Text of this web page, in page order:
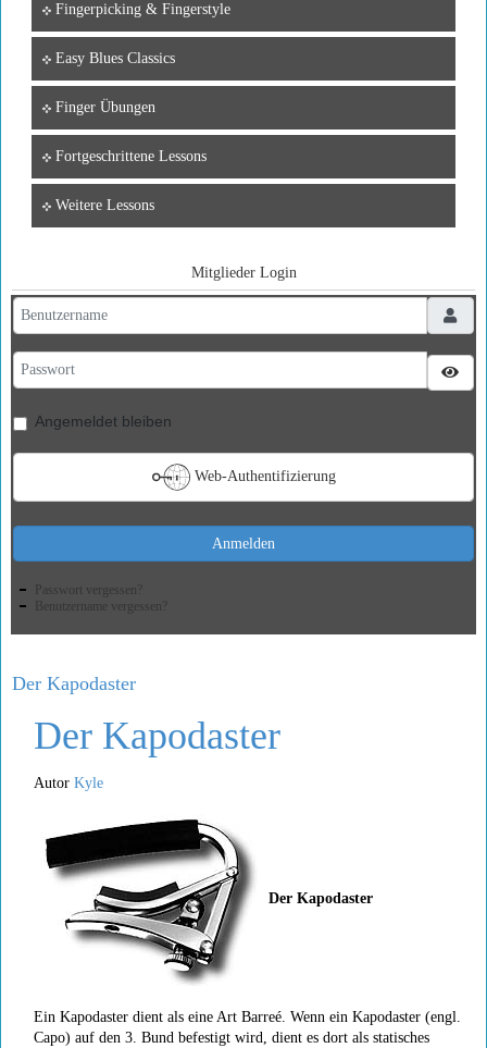
Fingerpicking & Fingerstyle
Easy Blues Classics
Finger Übungen
Fortgeschrittene Lessons
Weitere Lessons
Mitglieder Login
Benutzername
Passwort
Angemeldet bleiben
Web-Authentifizierung
Anmelden
Passwort vergessen?
Benutzername vergessen?
Der Kapodaster
Der Kapodaster
Autor Kyle
Der Kapodaster
Ein Kapodaster dient als eine Art Barreé. Wenn ein Kapodaster (engl.
Capo) auf den 3. Bund befestigt wird, dient es dort als statisches